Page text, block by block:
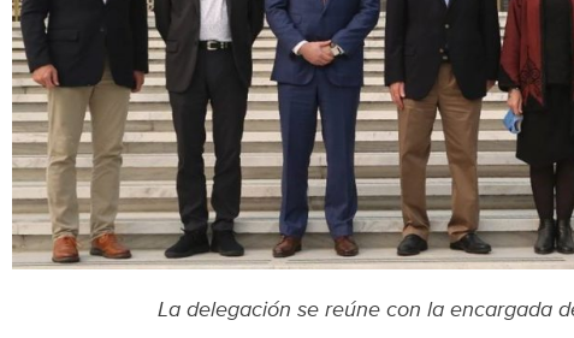
La delegación se reúne con la encargada